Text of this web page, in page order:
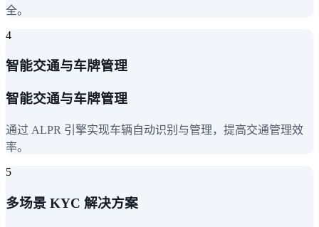
全。
4
智能交通与车牌管理
智能交通与车牌管理
通过 ALPR 引擎实现车辆自动识别与管理，提高交通管理效
率。
5
多场景 KYC 解决方案